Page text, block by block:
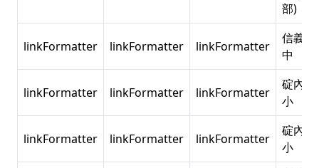
部)
linkFormatter linkFormatter linkFormatter
信義國
中
linkFormatter linkFormatter linkFormatter
碇內國
小
linkFormatter linkFormatter linkFormatter
碇內國
小